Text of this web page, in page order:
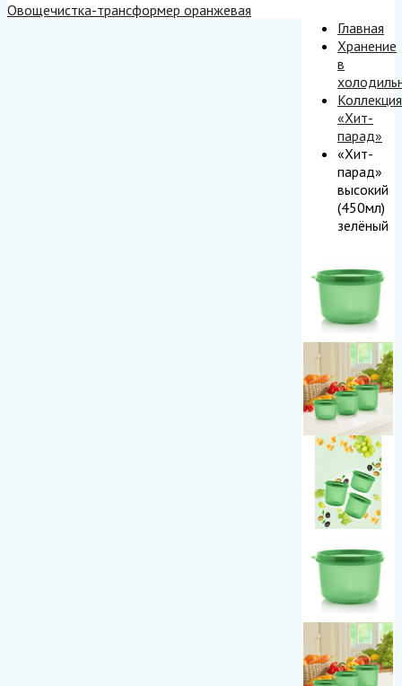
Овощечистка-трансформер оранжевая
Главная
Хранение
в
Коллекция
«Хит-
парад»
«Хит-
парад»
высокий
(450мл)
зелёный